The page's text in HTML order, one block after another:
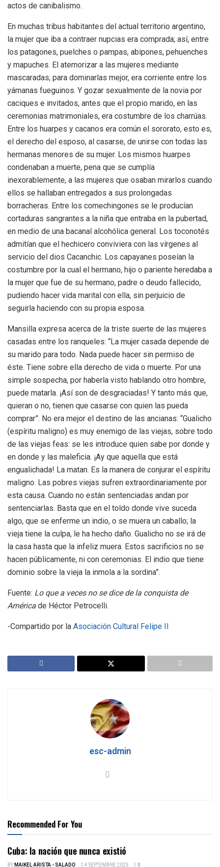
actos de canibalismo.
En muchas tribus habitantes del actual territorio argentino,
la mujer que iba a contraer nupcias era comprada; así, entre
los patagones, puelches o pampas, abipones, pehuenches
y mapuches. El atemorizar a las mujeres mediante
mascaradas, para dominarlas mejor, era corriente entre los
yámanas fueguinos. Y gozar sexualmente de la novia por
caciques e invitados, antes que el propio marido, en las
ceremonias matrimoniales, era costumbre de los charrúas.
Entre los huarpes y cacanos era común el sororato, esto es,
el derecho del esposo, al casarse, de unirse con todas las
hermanas menores de su mujer. Los mismos huarpes
condenaban a muerte, pena que se cumplía
inexorablemente, a las mujeres que osaban mirarlos cuando
ellos se hallaban entregados a sus prolongadas
borracheras. Entre los comechingones se le producían
cortaduras sangrantes a la niña que entraba en la pubertad,
en medio de una bacanal alcohólica general. Los toconotés
admitían que el hechicero conviviera con las vírgenes al
servicio del dios Cacanchic. Los capayanes poseían la
costumbre por la cual el hermano, hijo o pariente heredaba a
la mujer que fue de su hermano, padre o deudo fallecido,
pudiendo hacer vida marital con ella, sin perjuicio de
seguirla haciendo con su propia esposa.
Mansilla expresa acerca de la triste suerte de las mujeres
casadas entre los ranqueles: “La mujer casada depende de
su marido para todo. Nada puede hacer sin permiso de
éste. Tiene sobre ella derecho de vida o muerte. Por una
simple sospecha, por haberla visto hablando otro hombre,
puede matarla. ¡Así son de desgraciadas! Y tanto más que,
quieran o no, tienen que casarse con quien las pueda
comprar”. No era mejor el destino de las ancianas: “Gualicho
(espíritu maligno) es muy enemigo de las viejas, sobre todo
de las viejas feas: se les introduce quien sabe por donde y
en donde y las maleficia. ¡Ay que aquella que está
engualichada! La matan. Es la manera de conjurar el espíritu
maligno. Las pobres viejas sufren extraordinariamente por
esta causa. Cuando no están sentenciadas andan por
sentenciarlas. Basta que en el toldo donde vive suceda
algo, que se enferme un indio, o se muera un caballo; la
vieja tiene la culpa, le ha hecho daño. Gualicho no se irá de
la casa hasta que la infeliz muera. Estos sacrificios no se
hacen públicamente, ni con ceremonias. El indio que tiene
dominio sobre la vieja la inmola a la sordina”.
Fuente: Lo que a veces no se dice de la conquista de
América de Héctor Petrocelli.
-Compartido por la Asociación Cultural Felipe II
esc-admin
Recommended For You
Cuba: la nación que nunca existió
BYMAIKEL ARISTA - SALADO 4 SEPTEMBRE 2025 0